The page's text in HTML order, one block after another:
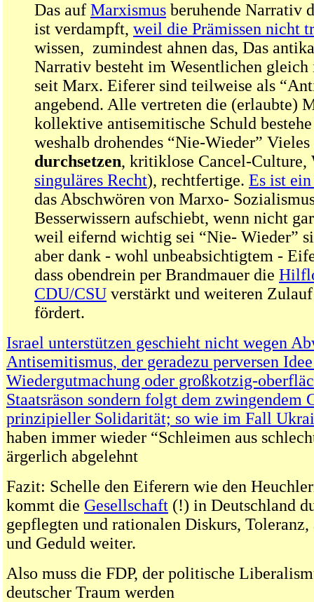
Das auf Marxismus beruhende Narrativ
ist verdampft, weil die Prämissen nicht
wissen, zumindest ahnen das, Das
Narrativ besteht im Wesentlichen
seit Marx. Eiferer sind teilweise als
angebend. Alle vertreten die (erlaubte)
kollektive antisemitische Schuld
weshalb drohendes “Nie-Wieder” Vieles
durchsetzen, kritiklose Cancel-Culture,
singuläres Recht), rechtfertige. Es ist
das Abschwören von Marxo-
Besserwissern aufschiebt, wenn nicht
weil eifernd wichtig sei “Nie- Wieder”
aber dank - wohl unbeabsichtigtem -
dass obendrein per Brandmauer die
CDU/CSU verstärkt und weiteren
fördert.
Israel unterstützen geschieht nicht wegen
Antisemitismus, der geradezu perversen
Wiedergutmachung oder großkotzig-
Staatsräson sondern folgt dem zwingendem
prinzipieller Solidarität; so wie im Fall
haben immer wieder “Schleimen aus
ärgerlich abgelehnt
Fazit: Schelle den Eiferern wie den
kommt die Gesellschaft (!) in Deutschland
gepflegten und rationalen Diskurs,
und Geduld weiter.
Also muss die FDP, der politische
deutscher Traum werden